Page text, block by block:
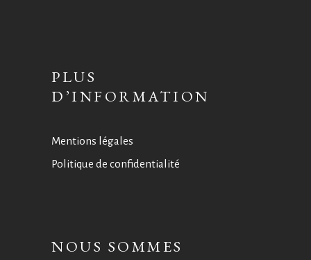
PLUS
D’INFORMATION
Mentions légales
Politique de confidentialité
NOUS SOMMES